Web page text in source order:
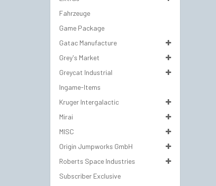
Fahrzeuge
Game Package
Gatac Manufacture
Grey's Market
Greycat Industrial
Ingame-Items
Kruger Intergalactic
Mirai
MISC
Origin Jumpworks GmbH
Roberts Space Industries
Subscriber Exclusive